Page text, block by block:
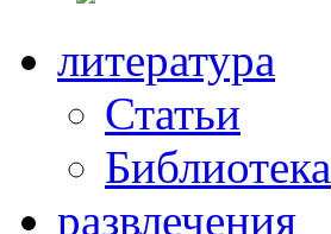
литература
Статьи
Библиотека
развлечения